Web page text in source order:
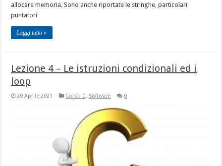
allocare memoria. Sono anche riportate le stringhe, particolari
puntatori
Leggi tutto »
Lezione 4 – Le istruzioni condizionali ed i
loop
20 Aprile 2021 Corso C, Software 0